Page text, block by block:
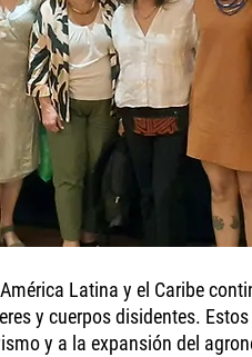
Latina y el Caribe
y cuerpos disidentes.
y a la expansión del